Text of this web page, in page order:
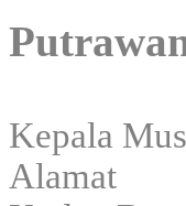
Kepala
Alamat :